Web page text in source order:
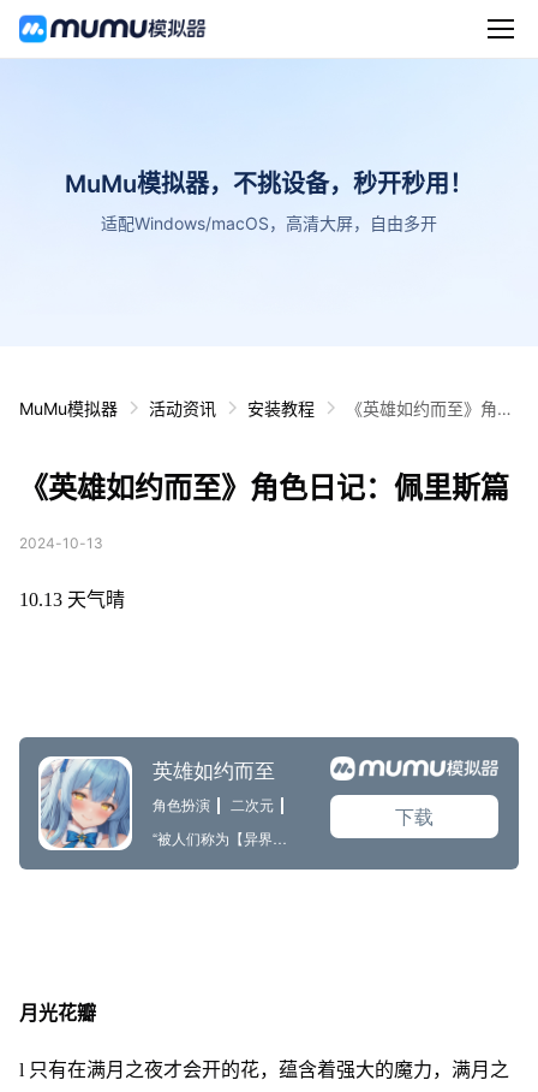
MuMu模拟器，不挑设备，秒开秒用！
适配Windows/macOS，高清大屏，自由多开
MuMu模拟器 活动资讯 安装教程
《英雄如约而至》角色
《英雄如约而至》角色日记：佩里斯篇
2024-10-13
10.13 天气晴
月光花瓣
l 只有在满月之夜才会开的花，蕴含着强大的魔力，满月之